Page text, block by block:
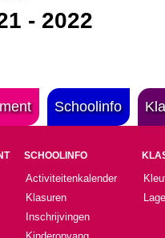
- 2022
Schoolinfo
SCHOOLINFO
Activiteitenkalender
Klasuren
Inschrijvingen